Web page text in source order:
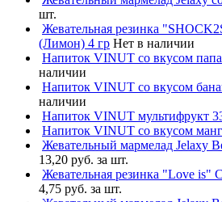
шт.
Жевательная резинка
(Лимон) 4 гр Нет в наличии
Напиток VINUT со вкусом
наличии
Напиток VINUT со вкусом
наличии
Напиток VINUT мультифрукт
Напиток VINUT со вкусом
Жевательный мармелад Jelaxy
13,20 руб. за шт.
Жевательная резинка "Love is"
4,75 руб. за шт.